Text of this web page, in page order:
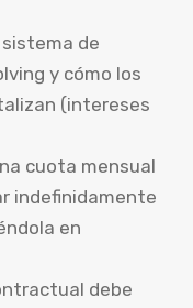
de
y cómo los
(intereses
cuota mensual
indefinidamente
en
debe